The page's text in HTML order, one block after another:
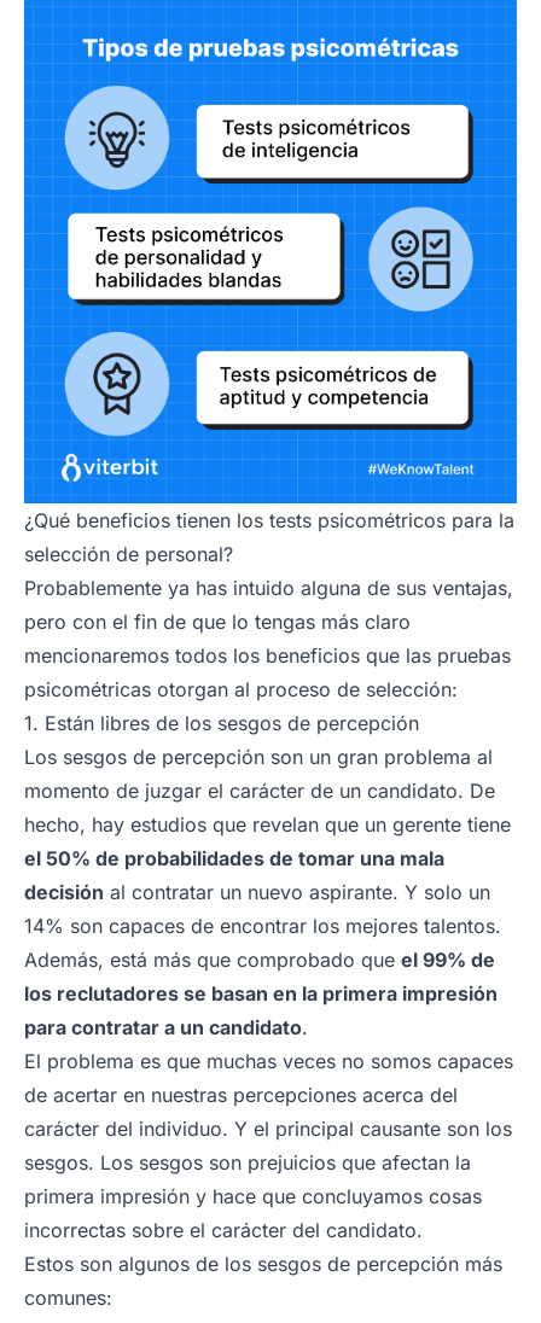
¿Qué beneficios tienen los tests psicométricos para la
selección de personal?
Probablemente ya has intuido alguna de sus ventajas,
pero con el fin de que lo tengas más claro
mencionaremos todos los beneficios que las pruebas
psicométricas otorgan al proceso de selección:
1. Están libres de los sesgos de percepción
Los sesgos de percepción son un gran problema al
momento de juzgar el carácter de un candidato. De
hecho, hay estudios que revelan que un gerente tiene
el 50% de probabilidades de tomar una mala
decisión al contratar un nuevo aspirante. Y solo un
14% son capaces de encontrar los mejores talentos.
Además, está más que comprobado que el 99% de
los reclutadores se basan en la primera impresión
para contratar a un candidato.
El problema es que muchas veces no somos capaces
de acertar en nuestras percepciones acerca del
carácter del individuo. Y el principal causante son los
sesgos. Los sesgos son prejuicios que afectan la
primera impresión y hace que concluyamos cosas
incorrectas sobre el carácter del candidato.
Estos son algunos de los sesgos de percepción más
comunes: